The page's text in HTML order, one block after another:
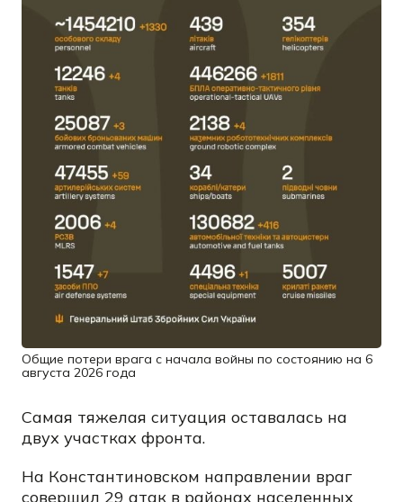
Общие потери врага с начала войны по состоянию на 6
августа 2026 года
Самая тяжелая ситуация оставалась на
двух участках фронта.
На Константиновском направлении враг
совершил 29 атак в районах населенных